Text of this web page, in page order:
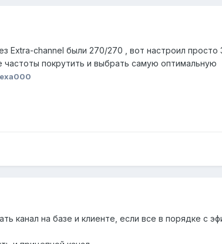
Extra-channel были 270/270 , вот настроил
покрутить и выбрать самую оптимальную
канал на базе и клиенте, если все в порядке с